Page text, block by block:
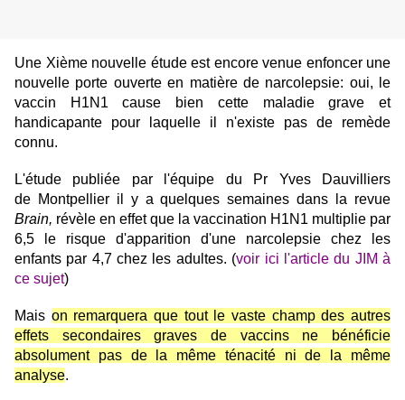
Une Xième nouvelle étude est encore venue enfoncer une
nouvelle porte ouverte en matière de narcolepsie: oui, le
vaccin H1N1 cause bien cette maladie grave et
handicapante pour laquelle il n'existe pas de remède
connu.
L'étude publiée par l'équipe du Pr Yves Dauvilliers
de Montpellier il y a quelques semaines dans la revue
Brain, révèle en effet que la vaccination H1N1 multiplie par
6,5 le risque d'apparition d'une narcolepsie chez les
enfants par 4,7 chez les adultes. (voir ici l'article du JIM à
ce sujet)
Mais on remarquera que tout le vaste champ des autres
effets secondaires graves de vaccins ne bénéficie
absolument pas de la même ténacité ni de la même
analyse.